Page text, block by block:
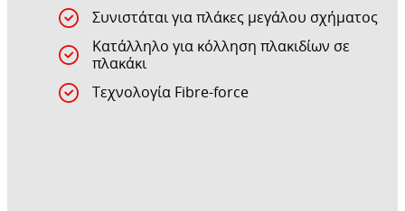
Συνιστάται για πλάκες μεγάλου σχήματος
Κατάλληλο για κόλληση πλακιδίων σε
πλακάκι
Τεχνολογία Fibre-force